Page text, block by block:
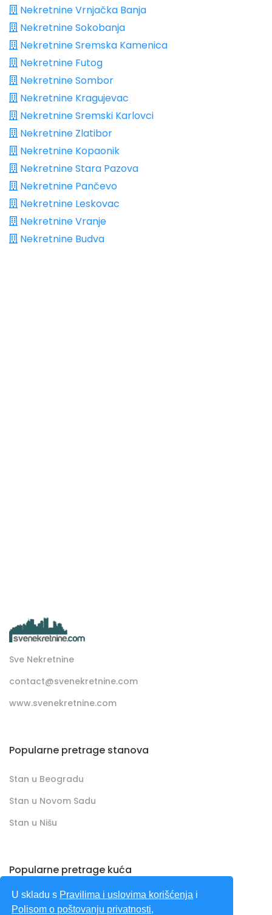
U skladu s Pravilima i uslovima korišćenja i
Polisom o poštovanju privatnosti,
Nekretnine Vrnjačka Banja
Nekretnine Sokobanja
Nekretnine Sremska Kamenica
Nekretnine Futog
Nekretnine Sombor
Nekretnine Kragujevac
Nekretnine Sremski Karlovci
Nekretnine Zlatibor
Nekretnine Kopaonik
Nekretnine Stara Pazova
Nekretnine Pančevo
Nekretnine Leskovac
Nekretnine Vranje
Nekretnine Budva
Sve Nekretnine
contact@svenekretnine.com
www.svenekretnine.com
Popularne pretrage stanova
Stan u Beogradu
Stan u Novom Sadu
Stan u Nišu
Popularne pretrage kuća
Kuća u Beogradu